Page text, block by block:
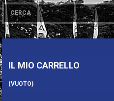
IL MIO CARRELLO
(VUOTO)